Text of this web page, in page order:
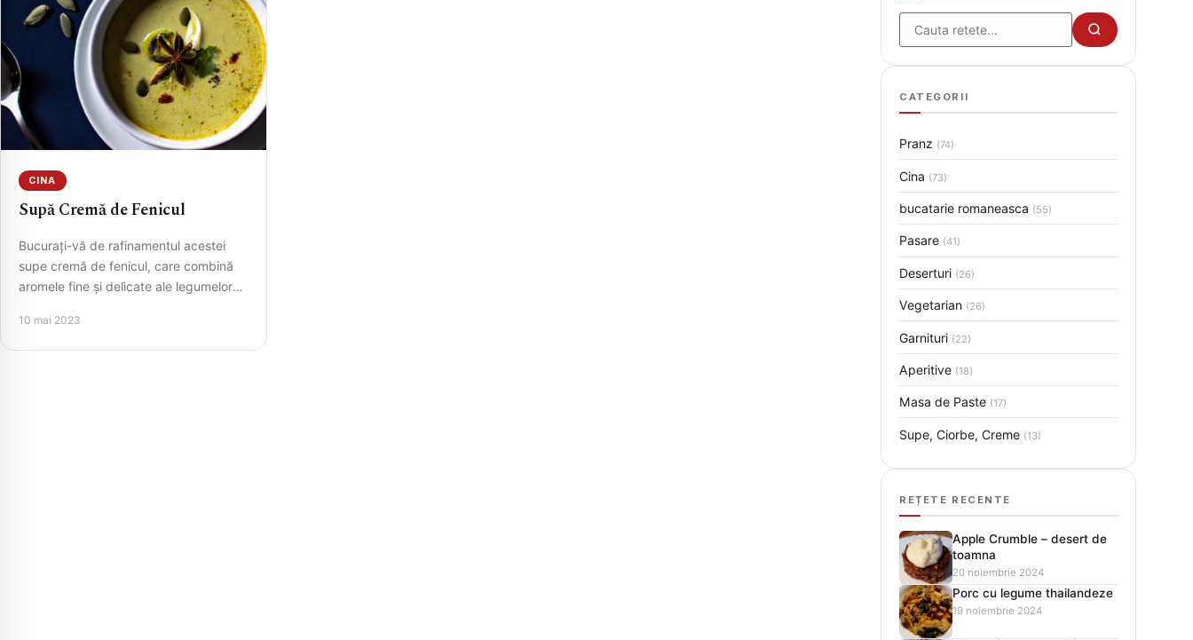
CINA
Supă Cremă de Fenicul
Bucurați-vă de rafinamentul acestei
supe cremă de fenicul, care combină
aromele fine și delicate ale legumelor
…
10 mai 2023
Cauta
CATEGORII
Pranz (74)
Cina (73)
bucatarie romaneasca (55)
Pasare (41)
Deserturi (26)
Vegetarian (26)
Garnituri (22)
Aperitive (18)
Masa de Paste (17)
Supe, Ciorbe, Creme (13)
REȚETE RECENTE
Apple Crumble – desert de
toamna
20 noiembrie 2024
Porc cu legume thailandeze
19 noiembrie 2024